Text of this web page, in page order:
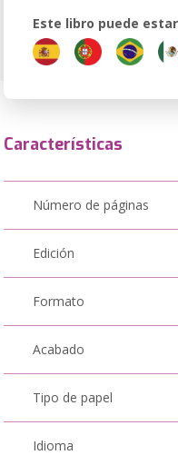
Este libro puede
Características
Número de páginas
Edición
Formato
Acabado
Tipo de papel
Idioma